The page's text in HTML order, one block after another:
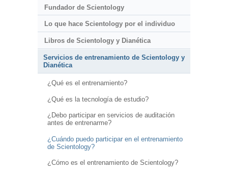
Fundador de Scientology
Lo que hace Scientology por el individuo
Libros de Scientology y Dianética
Servicios de entrenamiento de Scientology y
Dianética
¿Qué es el entrenamiento?
¿Qué es la tecnología de estudio?
¿Debo participar en servicios de auditación
antes de entrenarme?
¿Cuándo puedo participar en el entrenamiento
de Scientology?
¿Cómo es el entrenamiento de Scientology?